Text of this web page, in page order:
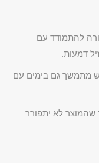
להתמודד עם
דמעות.
מתמשך גם בימים עם
שהמוצר לא יתפורר